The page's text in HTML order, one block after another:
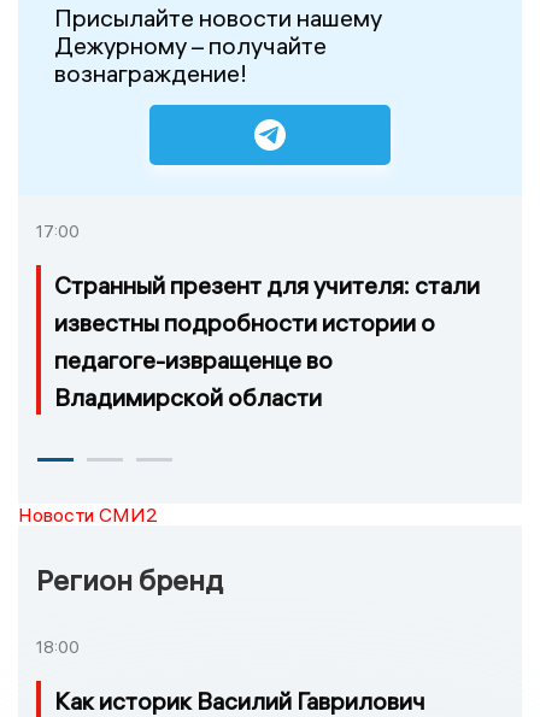
Присылайте новости нашему
Дежурному – получайте
вознаграждение!
17:00
Странный презент для учителя: стали
известны подробности истории о
педагоге-извращенце во
Владимирской области
Новости СМИ2
Регион бренд
18:00
Как историк Василий Гаврилович